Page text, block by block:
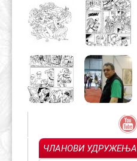
ЧЛАНОВИ УДРУЖЕЊА